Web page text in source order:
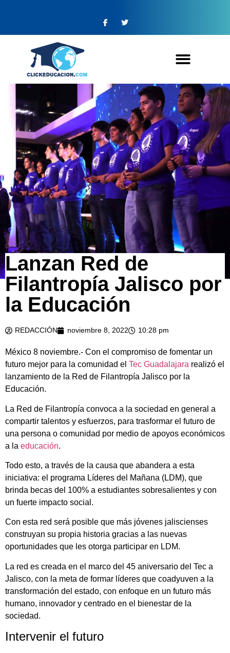
Lanzan Red de
Filantropía Jalisco por
la Educación
REDACCIÓN noviembre 8, 2022 10:28 pm
México 8 noviembre.- Con el compromiso de fomentar un
futuro mejor para la comunidad el Tec Guadalajara realizó el
lanzamiento de la Red de Filantropía Jalisco por la
Educación.
La Red de Filantropía convoca a la sociedad en general a
compartir talentos y esfuerzos, para trasformar el futuro de
una persona o comunidad por medio de apoyos económicos
a la educación.
Todo esto, a través de la causa que abandera a esta
iniciativa: el programa Líderes del Mañana (LDM), que
brinda becas del 100% a estudiantes sobresalientes y con
un fuerte impacto social.
Con esta red será posible que más jóvenes jaliscienses
construyan su propia historia gracias a las nuevas
oportunidades que les otorga participar en LDM.
La red es creada en el marco del 45 aniversario del Tec a
Jalisco, con la meta de formar líderes que coadyuven a la
transformación del estado, con enfoque en un futuro más
humano, innovador y centrado en el bienestar de la
sociedad.
Intervenir el futuro